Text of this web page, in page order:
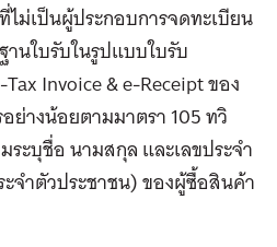
ม่เป็นผู้ประกอบการจดทะเบียน
นใบรับในรูปแบบใบรับ
Invoice & e-Receipt ของ
ย่างน้อยตามมาตรา 105 ทวิ
ะบุชื่อ นามสกุล และเลขประจำ
จำตัวประชาชน) ของผู้ซื้อสินค้า